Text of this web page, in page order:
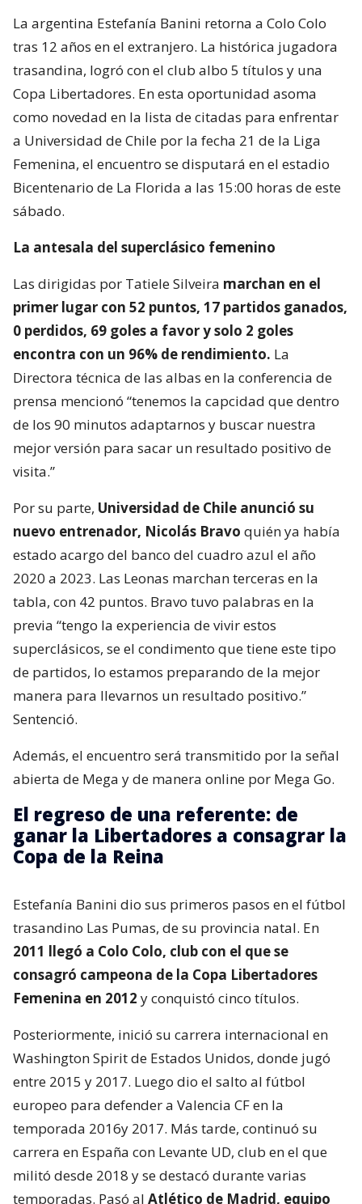
La argentina Estefanía Banini retorna a Colo Colo
tras 12 años en el extranjero. La histórica jugadora
trasandina, logró con el club albo 5 títulos y una
Copa Libertadores. En esta oportunidad asoma
como novedad en la lista de citadas para enfrentar
a Universidad de Chile por la fecha 21 de la Liga
Femenina, el encuentro se disputará en el estadio
Bicentenario de La Florida a las 15:00 horas de este
sábado.
La antesala del superclásico femenino
Las dirigidas por Tatiele Silveira marchan en el
primer lugar con 52 puntos, 17 partidos ganados,
0 perdidos, 69 goles a favor y solo 2 goles
encontra con un 96% de rendimiento. La
Directora técnica de las albas en la conferencia de
prensa mencionó “tenemos la capcidad que dentro
de los 90 minutos adaptarnos y buscar nuestra
mejor versión para sacar un resultado positivo de
visita.”
Por su parte, Universidad de Chile anunció su
nuevo entrenador, Nicolás Bravo quién ya había
estado acargo del banco del cuadro azul el año
2020 a 2023. Las Leonas marchan terceras en la
tabla, con 42 puntos. Bravo tuvo palabras en la
previa “tengo la experiencia de vivir estos
superclásicos, se el condimento que tiene este tipo
de partidos, lo estamos preparando de la mejor
manera para llevarnos un resultado positivo.”
Sentenció.
Además, el encuentro será transmitido por la señal
abierta de Mega y de manera online por Mega Go.
El regreso de una referente: de
ganar la Libertadores a consagrar la
Copa de la Reina
Estefanía Banini dio sus primeros pasos en el fútbol
trasandino Las Pumas, de su provincia natal. En
2011 llegó a Colo Colo, club con el que se
consagró campeona de la Copa Libertadores
Femenina en 2012 y conquistó cinco títulos.
Posteriormente, inició su carrera internacional en
Washington Spirit de Estados Unidos, donde jugó
entre 2015 y 2017. Luego dio el salto al fútbol
europeo para defender a Valencia CF en la
temporada 2016y 2017. Más tarde, continuó su
carrera en España con Levante UD, club en el que
militó desde 2018 y se destacó durante varias
temporadas. Pasó al Atlético de Madrid, equipo